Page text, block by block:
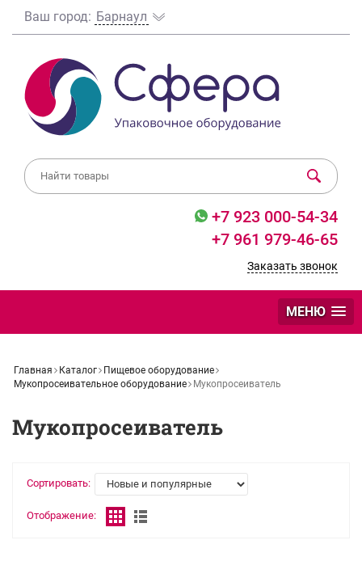
Ваш город: Барнаул
+7 923 000-54-34
+7 961 979-46-65
Заказать звонок
МЕНЮ
Главная Каталог
Пищевое оборудование
Мукопросеивательное оборудование
Мукопросеиватель
Мукопросеиватель
Сортировать:
Отображение: